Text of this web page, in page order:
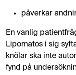
påverkar
En vanlig
Lipomatos i sig
knölar ska inte
fynd på